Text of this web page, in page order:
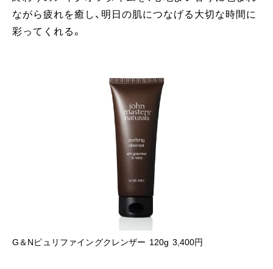
ながら疲れを癒し、明日の肌につなげる大切な時間に
彩ってくれる。
G＆Nピュリファイングクレンザー 120g 3,400円